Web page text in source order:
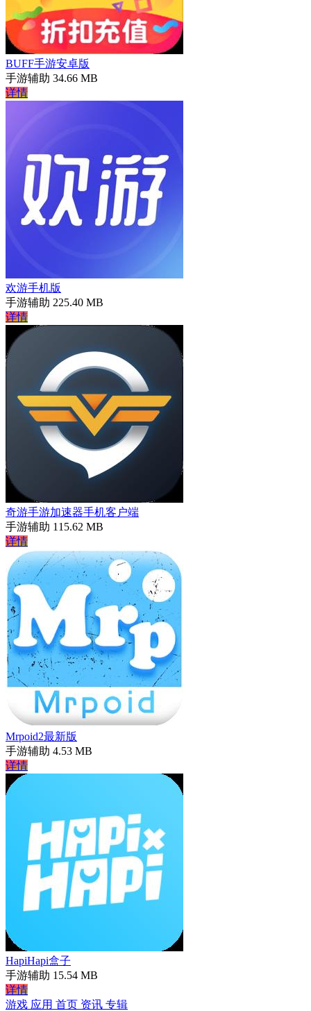
BUFF手游安卓版
手游辅助 34.66 MB
详情
欢游手机版
手游辅助 225.40 MB
详情
奇游手游加速器手机客户端
手游辅助 115.62 MB
详情
Mrpoid2最新版
手游辅助 4.53 MB
详情
HapiHapi盒子
手游辅助 15.54 MB
详情
游戏 应用 首页 资讯 专辑